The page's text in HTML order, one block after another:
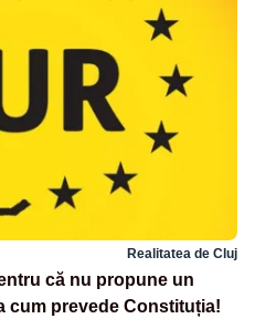
Realitatea de Cluj
că nu propune un
cum prevede Constituția!